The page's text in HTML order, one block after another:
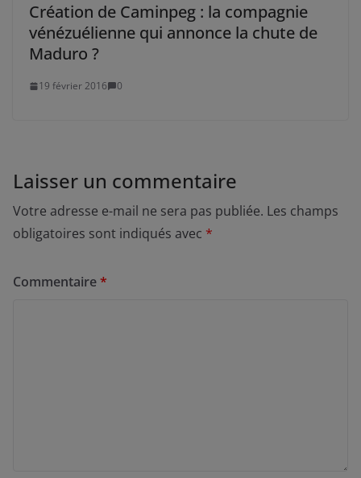
Création de Caminpeg : la compagnie
vénézuélienne qui annonce la chute de
Maduro ?
19 février 2016 0
Laisser un commentaire
Votre adresse e-mail ne sera pas publiée. Les champs
obligatoires sont indiqués avec *
Commentaire*